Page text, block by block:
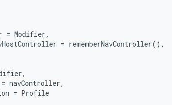
= Modifier,
= rememberNavController(),
,
= navController,
= Profile